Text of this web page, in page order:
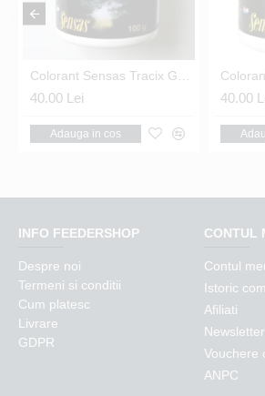
40.00 Lei
Adauga in cos
40.00
INFO FEEDERSHOP
Despre noi
Termeni si conditii
Cum platesc
Livrare
GDPR
CONTUL
Contul
Istoric
Afiliati
Newsletter
Vouchere
ANPC